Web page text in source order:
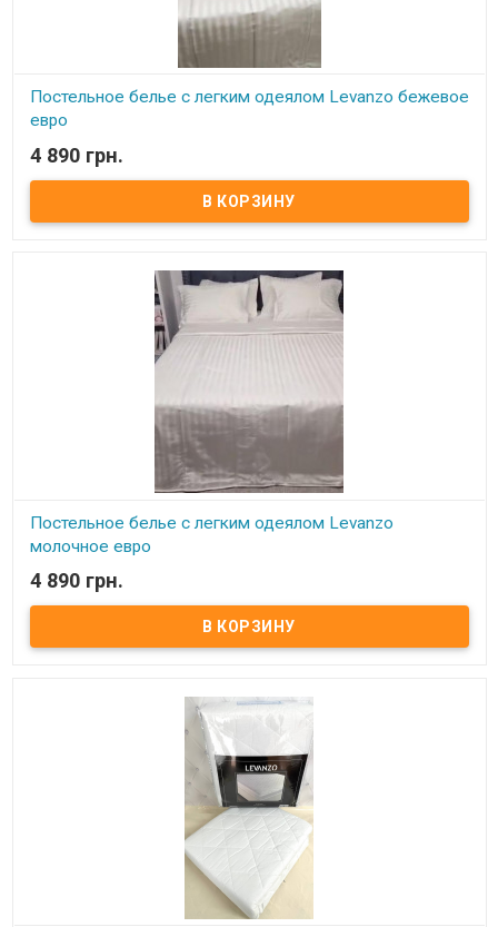
Постельное белье с легким одеялом Levanzo бежевое
евро
В наличии
Комплект постельного белья с легким одеялом для весенне -
летнего периода, изготовлен из сатина люкс высокого качества
Размер: евро Комплектация: Одеяло: 235х245 см Простынь:
Levanzo (Турция) Одеяло прошитое, двухстороннее: одна
сторона изготовлена из страйп-сатина, вторая сторона з
гладкого сатина. Плотность наполнителя идеально подобрана
для максимального комфорта для использования в весенне -
4 890 грн.
Постельное белье с легким одеялом Levanzo
молочное евро
В наличии
Комплект постельного белья с легким одеялом для весенне -
летнего периода, изготовлен из сатина люкс высокого качества
Размер: евро Комплектация: Одеяло: 235х245 см Простынь:
Levanzo (Турция) Одеяло прошитое, двухстороннее: одна
сторона изготовлена из страйп-сатина, вторая сторона з
гладкого сатина. Плотность наполнителя идеально подобрана
для максимального комфорта для использования в весенне -
4 890 грн.